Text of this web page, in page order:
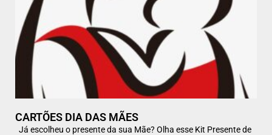
CARTÕES DIA DAS MÃES
Já escolheu o presente da sua Mãe? Olha esse Kit Presente de